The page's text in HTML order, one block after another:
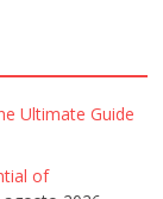
Ultimate Guide
of